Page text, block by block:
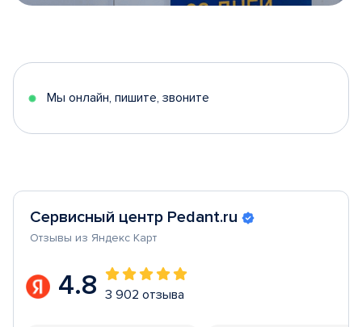
5
Мы онлайн, пишите, звоните
Сервисный центр Pedant.ru
Отзывы из Яндекс Карт
4.8 3 902 отзыва